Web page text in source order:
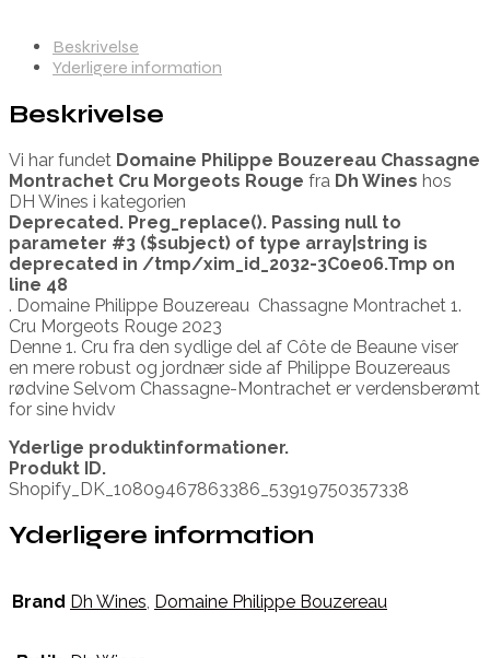
Beskrivelse
Yderligere information
Beskrivelse
Vi har fundet Domaine Philippe Bouzereau Chassagne
Montrachet Cru Morgeots Rouge fra Dh Wines hos
DH Wines i kategorien
Deprecated. Preg_replace(). Passing null to
parameter #3 ($subject) of type array|string is
deprecated in /tmp/xim_id_2032-3C0e06.Tmp on
line 48
. Domaine Philippe Bouzereau Chassagne Montrachet 1.
Cru Morgeots Rouge 2023
Denne 1. Cru fra den sydlige del af Côte de Beaune viser
en mere robust og jordnær side af Philippe Bouzereaus
rødvine Selvom Chassagne-Montrachet er verdensberømt
for sine hvidv
Yderlige produktinformationer.
Produkt ID.
Shopify_DK_10809467863386_53919750357338
Yderligere information
Brand Dh Wines, Domaine Philippe Bouzereau